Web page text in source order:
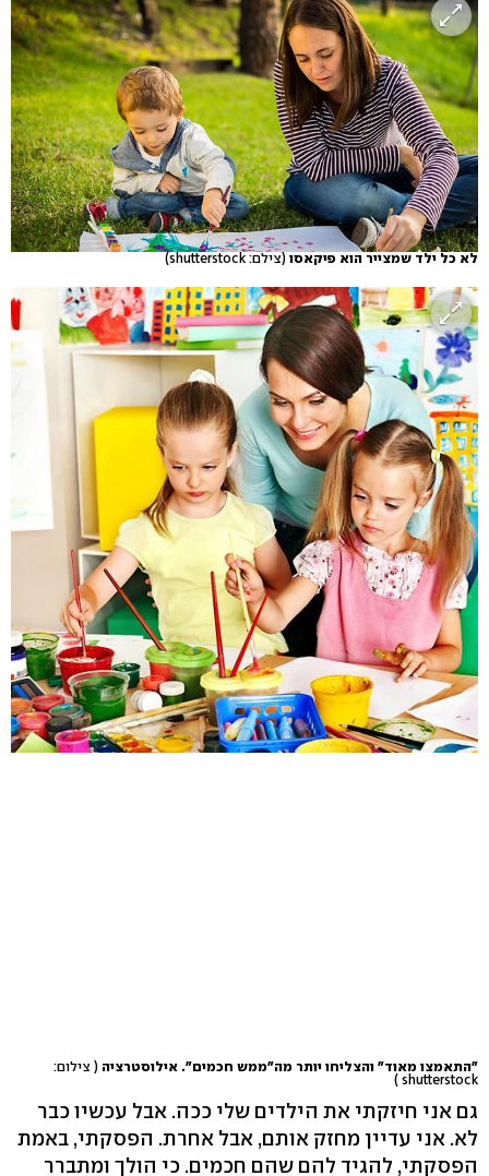
לא כל ילד שמצייר הוא פיקאסו(צילם: shutterstock)
"התאמצו מאוד" והצליחו יותר מה"ממש חכמים". אילוסטרציה ( צילום:
shutterstock )
גם אני חיזקתי את הילדים שלי ככה. אבל עכשיו כבר
לא. אני עדיין מחזק אותם, אבל אחרת. הפסקתי, באמת
הפסקתי, להגיד להם שהם חכמים. כי הולך ומתברר